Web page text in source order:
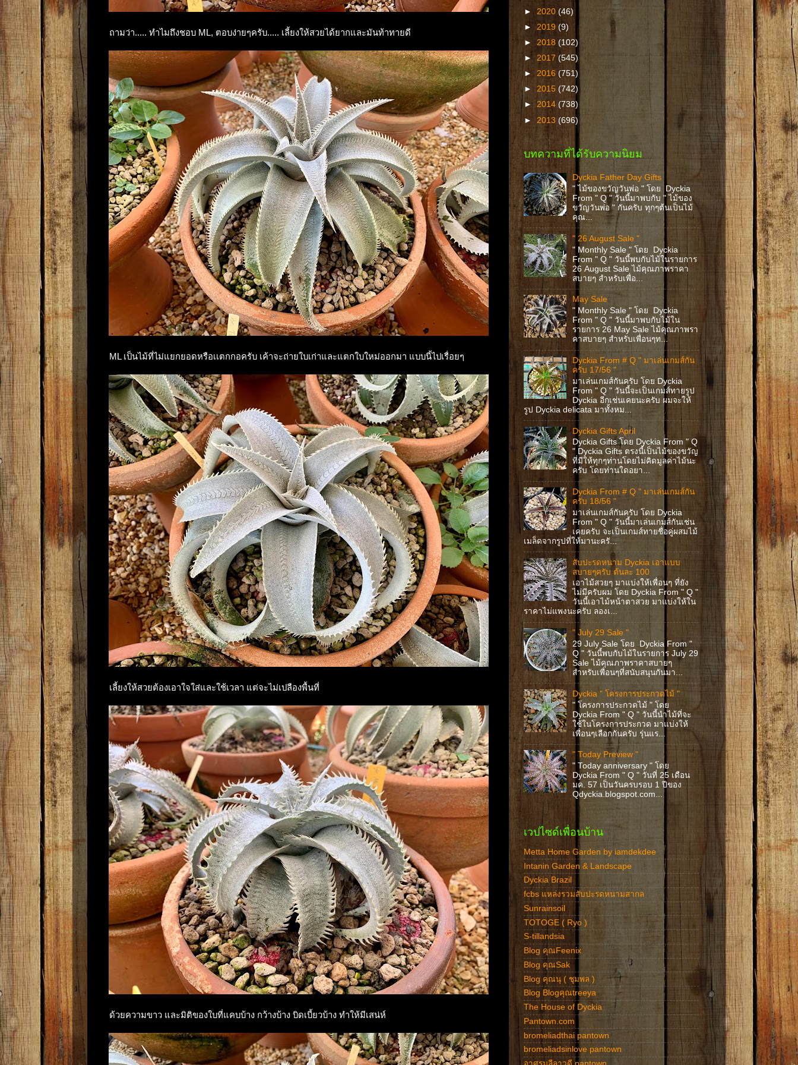
ถามว่า..... ทำไมถึงชอบ ML, ตอบง่ายๆครับ..... เลี้ยงให้สวยได้ยากและมันท้าทายดี
ML เป็นไม้ที่ไม่แยกยอดหรือเเตกกอครับ เค้าจะถ่ายใบเก่าและแตกใบใหม่ออกมา แบบนี้ไปเรื่อยๆ
เลี้ยงให้สวยต้องเอาใจใส่และใช้เวลา แต่จะไม่เปลืองพื้นที่
ด้วยความขาว และมิติของใบที่แคบบ้าง กว้างบ้าง บิดเบี้ยวบ้าง ทำให้มีเสน่ห์
► 2020 (46)
► 2019 (9)
► 2018 (102)
► 2017 (545)
► 2016 (751)
► 2015 (742)
► 2014 (738)
► 2013 (696)
บทความที่ได้รับความนิยม
Dyckia Father Day Gifts
" ไม้ของขวัญวันพ่อ " โดย Dyckia
From " Q " วันนี้มาพบกับ " ไม้ของ
ขวัญวันพ่อ " กันครับ ทุกๆต้นเป็นไม้
คุณ...
" 26 August Sale "
" Monthly Sale " โดย Dyckia
From " Q " วันนี้พบกับไม้ในรายการ
26 August Sale ไม้คุณภาพราคา
สบายๆ สำหรับเพื่อ...
May Sale
" Monthly Sale " โดย Dyckia
From " Q " วันนี้มาพบกับไม้ใน
รายการ 26 May Sale ไม้คุณภาพรา
คาสบายๆ สำหรับเพื่อนๆท...
Dyckia From # Q " มาเล่นเกมส์กัน
ครับ 17/56 "
มาเล่นเกมส์กันครับ โดย Dyckia
From " Q " วันนี้จะเป็นเกมส์ทายรูป
Dyckia อีกเช่นเคยนะครับ ผมจะให้
รูป Dyckia delicata มาทั้งหม...
Dyckia Gifts April
Dyckia Gifts โดย Dyckia From " Q
" Dyckia Gifts ตรงนี้เป็นไม้ของขวัญ
ที่มีให้ทุกๆท่านโดยไม่คิดมูลค่าไม้นะ
ครับ โดยท่านใดอยา...
Dyckia From # Q " มาเล่นเกมส์กัน
ครับ 18/56 "
มาเล่นเกมส์กันครับ โดย Dyckia
From " Q " วันนี้มาเล่นเกมส์กันเช่น
เคยครับ จะเป็นเกมส์ทายชื่อคู่ผสมไม้
เมล็ดจากรูปที่ให้มานะครั...
สับปะรดหนาม Dyckia เอาแบบ
สบายๆครับ ต้นละ 100
เอาไม้สวยๆ มาแบ่งให้เพื่อนๆ ที่ยัง
ไม่มีครับผม โดย Dyckia From " Q "
วันนี้เอาไม้หน้าตาสวย มาแบ่งให้ใน
ราคาไม่แพงนะครับ ลองเ...
" July 29 Sale "
29 July Sale โดย Dyckia From "
Q " วันนี้พบกับไม้ในรายการ July 29
Sale ไม้คุณภาพราคาสบายๆ
สำหรับเพื่อนๆที่สนับสนุนกันมา...
Dyckia " โครงการประกวดไม้ "
" โครงการประกวดไม้ " โดย
Dyckia From " Q " วันนี้นำไม้ที่จะ
ใช้ในโครงการประกวด มาแบ่งให้
เพื่อนๆเลือกกันครับ รุ่นแร...
" Today Preview "
" Today anniversary " โดย
Dyckia From " Q " วันที่ 25 เดือน
มค. 57 เป็นวันครบรอบ 1 ปีของ
Qdyckia.blogspot.com...
เวปไซด์เพื่อนบ้าน
Metta Home Garden by iamdekdee
Intanin Garden & Landscape
Dyckia Brazil
fcbs แหล่งรวมสับปะรดหนามสากล
Sunrainsoil
TOTOGE ( Ryo )
S-tillandsia
Blog คุณFeenix
Blog คุณSak
Blog คุณนุ ( ชุมพล )
Blog Blogคุณtreeya
The House of Dyckia
Pantown.com
bromeliadthai pantown
bromeliadsinlove pantown